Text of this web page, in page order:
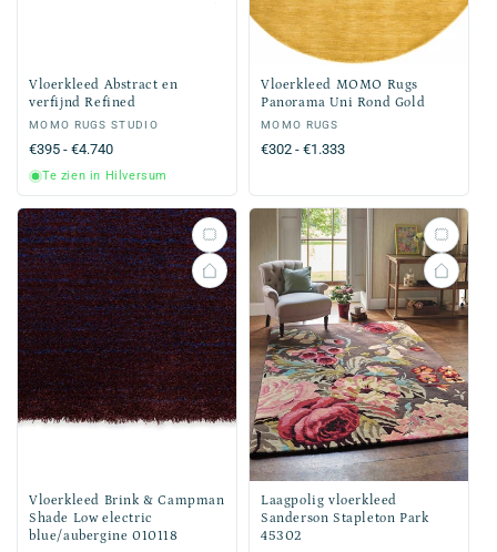
Vloerkleed Abstract en
verfijnd Refined
Verkoper:
MOMO RUGS STUDIO
Normale
prijs
€395 - €4.740
Te zien in Hilversum
Vloerkleed MOMO Rugs
Panorama Uni Rond Gold
Verkoper:
MOMO RUGS
Normale
€302 - €1.333
Vloerkleed Brink & Campman
Shade Low electric
blue/aubergine 010118
Laagpolig vloerkleed
Sanderson Stapleton Park
45302